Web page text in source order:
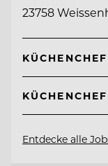
23758
Entdecke alle